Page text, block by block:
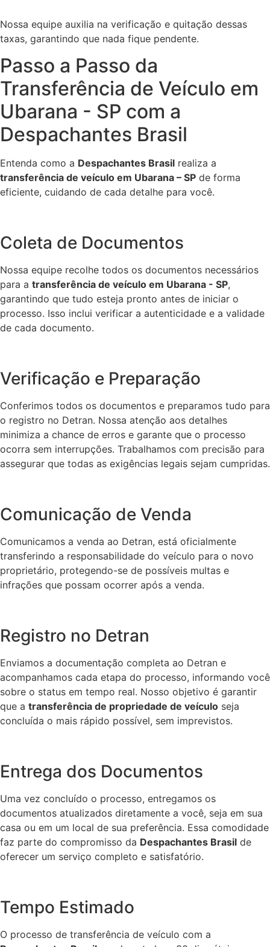
Nossa equipe auxilia na verificação e quitação dessas
taxas, garantindo que nada fique pendente.
Passo a Passo da
Transferência de Veículo em
Ubarana - SP com a
Despachantes Brasil
Entenda como a Despachantes Brasil realiza a
transferência de veículo em Ubarana – SP de forma
eficiente, cuidando de cada detalhe para você.
Coleta de Documentos
Nossa equipe recolhe todos os documentos necessários
para a transferência de veículo em Ubarana - SP,
garantindo que tudo esteja pronto antes de iniciar o
processo. Isso inclui verificar a autenticidade e a validade
de cada documento.
Verificação e Preparação
Conferimos todos os documentos e preparamos tudo para
o registro no Detran. Nossa atenção aos detalhes
minimiza a chance de erros e garante que o processo
ocorra sem interrupções. Trabalhamos com precisão para
assegurar que todas as exigências legais sejam cumpridas.
Comunicação de Venda
Comunicamos a venda ao Detran, está oficialmente
transferindo a responsabilidade do veículo para o novo
proprietário, protegendo-se de possíveis multas e
infrações que possam ocorrer após a venda.
Registro no Detran
Enviamos a documentação completa ao Detran e
acompanhamos cada etapa do processo, informando você
sobre o status em tempo real. Nosso objetivo é garantir
que a transferência de propriedade de veículo seja
concluída o mais rápido possível, sem imprevistos.
Entrega dos Documentos
Uma vez concluído o processo, entregamos os
documentos atualizados diretamente a você, seja em sua
casa ou em um local de sua preferência. Essa comodidade
faz parte do compromisso da Despachantes Brasil de
oferecer um serviço completo e satisfatório.
Tempo Estimado
O processo de transferência de veículo com a